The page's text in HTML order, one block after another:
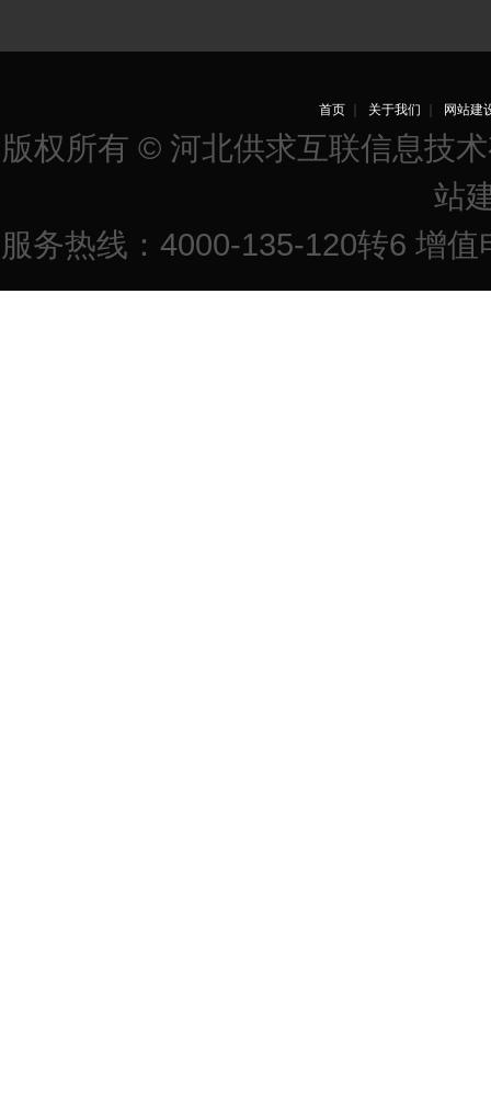
首页｜ 关于我们 网站建
版权所有 © 河北供求互联信息技
站
服务热线：4000-135-120转6 增